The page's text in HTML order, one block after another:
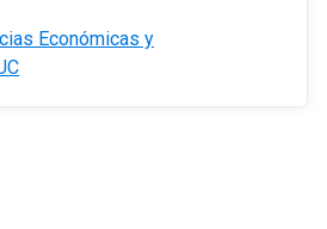
Económicas y